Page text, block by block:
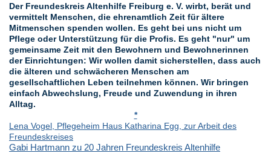
Der Freundeskreis Altenhilfe Freiburg e. V. wirbt, berät und
vermittelt Menschen, die ehrenamtlich Zeit für ältere
Mitmenschen spenden wollen. Es geht bei uns nicht um
Pflege oder Unterstützung für die Profis. Es geht "nur" um
gemeinsame Zeit mit den Bewohnern und Bewohnerinnen
der Einrichtungen: Wir wollen damit sicherstellen, dass auch
die älteren und schwächeren Menschen am
gesellschaftlichen Leben teilnehmen können. Wir bringen
einfach Abwechslung, Freude und Zuwendung in ihren
Alltag.
*
Lena Vogel, Pflegeheim Haus Katharina Egg, zur Arbeit des
Freundeskreises
Gabi Hartmann zu 20 Jahren Freundeskreis Altenhilfe